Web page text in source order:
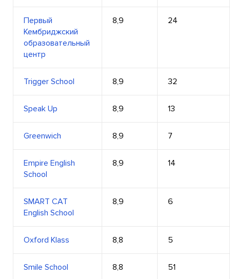
Первый
Кембриджский
образовательный
центр
8,9 24
Trigger School 8,9 32
Speak Up 8,9 13
Greenwich 8,9 7
Empire English
School
8,9 14
SMART CAT
English School
8,9 6
Oxford Klass 8,8 5
Smile School 8,8 51